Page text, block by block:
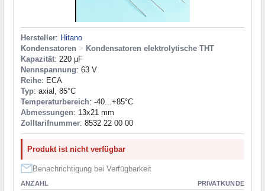
Hersteller: Hitano
Kondensatoren > Kondensatoren elektrolytische THT
Kapazität: 220 µF
Nennspannung: 63 V
Reihe: ECA
Typ: axial, 85°C
Temperaturbereich: -40...+85°C
Abmessungen: 13x21 mm
Zolltarifnummer: 8532 22 00 00
Produkt ist nicht verfügbar
Benachrichtigung bei Verfügbarkeit
ANZAHL PRIVATKUNDE